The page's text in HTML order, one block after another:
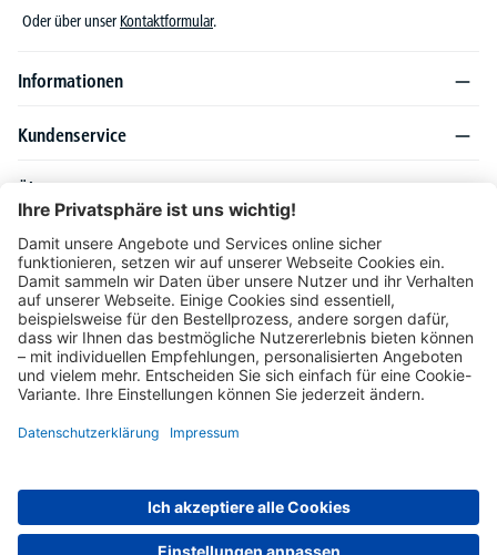
Oder über unser Kontaktformular.
Informationen
Kundenservice
Über DELTA-V
Produktsortiment
Ratgeber
Folgen Sie uns auch auf
Unser Angebot richtet sich ausschließlich an Industrie, Handel, Gewerbe und
europäische Ausland gelten Sonderkonditionen, die auf Anfrage mitgeteilt werden.